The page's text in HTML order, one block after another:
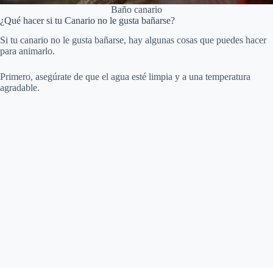
Baño canario
¿Qué hacer si tu Canario no le gusta bañarse?
Si tu canario no le gusta bañarse, hay algunas cosas que puedes hacer
para animarlo.
Primero, asegúrate de que el agua esté limpia y a una temperatura
agradable.